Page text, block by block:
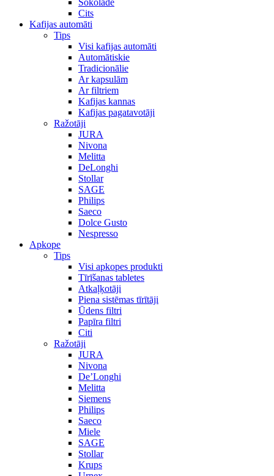
Šokolāde
Cits
Kafijas automāti
Tips
Visi kafijas automāti
Automātiskie
Tradicionālie
Ar kapsulām
Ar filtriem
Kafijas kannas
Kafijas pagatavotāji
Ražotāji
JURA
Nivona
Melitta
DeLonghi
Stollar
SAGE
Philips
Saeco
Dolce Gusto
Nespresso
Apkope
Tips
Visi apkopes produkti
Tīrīšanas tabletes
Atkaļķotāji
Piena sistēmas tīrītāji
Ūdens filtri
Papīra filtri
Citi
Ražotāji
JURA
Nivona
De’Longhi
Melitta
Siemens
Philips
Saeco
Miele
SAGE
Stollar
Krups